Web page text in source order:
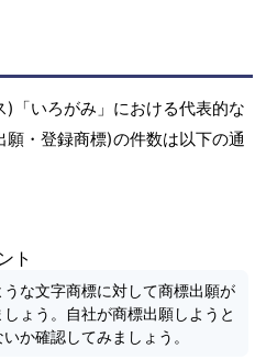
「いろがみ」における代表的な
・登録商標)の件数は以下の通
ト
うな文字商標に対して商標出願が
ょう。自社が商標出願しようと
か確認してみましょう。